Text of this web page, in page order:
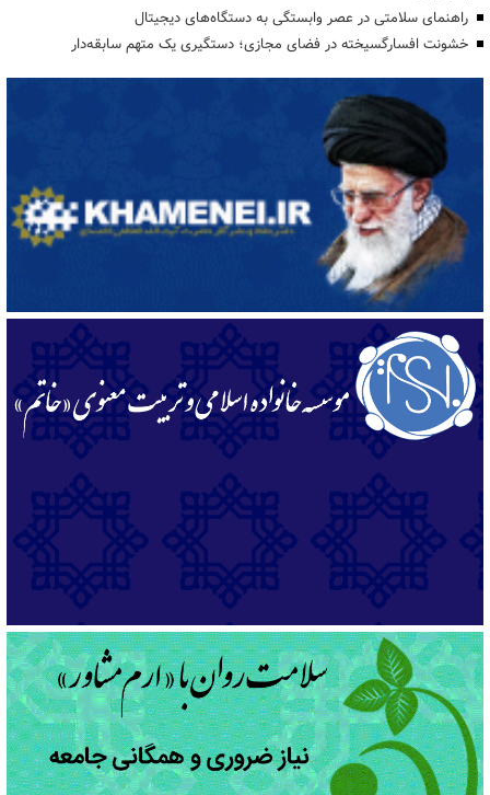
راهنمای سلامتی در عصر وابستگی به دستگاه‌های دیجیتال
خشونت افسارگسیخته در فضای مجازی؛ دستگیری یک متهم سابقه‌دار